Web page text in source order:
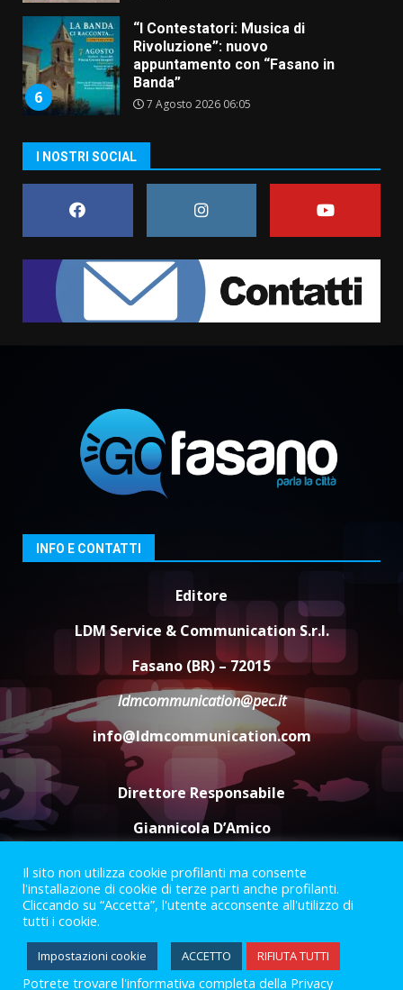
6
“I Contestatori: Musica di
Rivoluzione”: nuovo
appuntamento con “Fasano in
Banda”
7 Agosto 2026 06:05
amarezza per esclusione dal
campionato di calcio”
7 Agosto 2026 06:00
1
Grande successo per la “Sagra
del Pesce Spada” a Savelletri
9 Agosto 2026 07:32
ottenere l’iscrizione
8 Agosto 2026 19:55
3
La Banda Città di Fasano apre
Savelletri in festa, domani sera
grande spettacolo con Uccio De
Santis
8 Agosto 2026 07:30
Politiche Giovanili e Mobilità
Sostenibile: premiati gli studenti
universitari del bando “La strada
giusta”
8 Agosto 2026 07:15
I NOSTRI SOCIAL
INFO E CONTATTI
Editore
LDM Service & Communication S.r.l.
Fasano (BR) – 72015
ldmcommunication@pec.it
info@ldmcommunication.com
Direttore Responsabile
Giannicola D’Amico
Termini e Condizioni
Privacy Policy
Informazioni Legali
Facebook
Instagram
Youtube
Il sito non utilizza cookie profilanti ma consente
l'installazione di cookie di terze parti anche profilanti.
Cliccando su “Accetta”, l'utente acconsente all'utilizzo di
tutti i cookie.
Impostazioni cookie ACCETTO RIFIUTA TUTTI
Potrete trovare l'informativa completa della Privacy